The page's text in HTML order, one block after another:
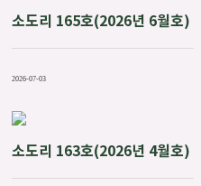
소도리 165호(2026년 6월호)
2026-07-03
소도리 163호(2026년 4월호)